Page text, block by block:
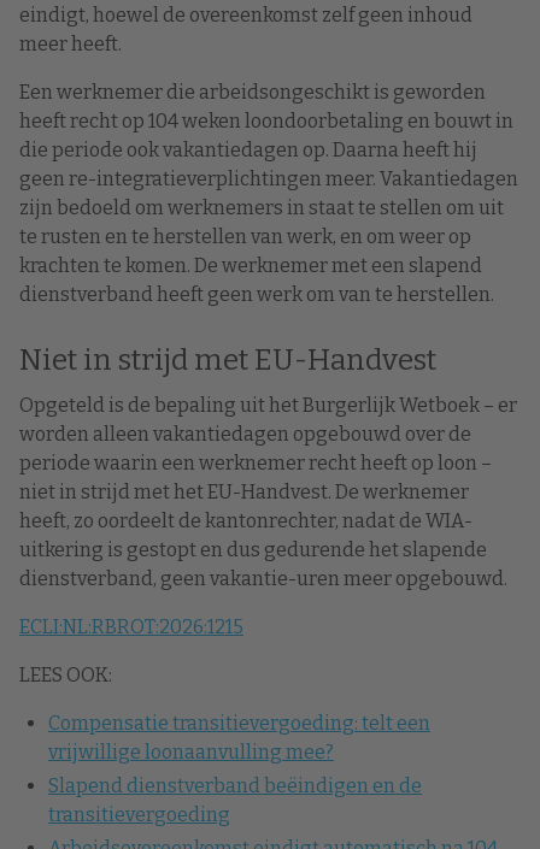
eindigt, hoewel de overeenkomst zelf geen inhoud
meer heeft.
Een werknemer die arbeidsongeschikt is geworden
heeft recht op 104 weken loondoorbetaling en bouwt in
die periode ook vakantiedagen op. Daarna heeft hij
geen re-integratieverplichtingen meer. Vakantiedagen
zijn bedoeld om werknemers in staat te stellen om uit
te rusten en te herstellen van werk, en om weer op
krachten te komen. De werknemer met een slapend
dienstverband heeft geen werk om van te herstellen.
Niet in strijd met EU-Handvest
Opgeteld is de bepaling uit het Burgerlijk Wetboek – er
worden alleen vakantiedagen opgebouwd over de
periode waarin een werknemer recht heeft op loon –
niet in strijd met het EU-Handvest. De werknemer
heeft, zo oordeelt de kantonrechter, nadat de WIA-
uitkering is gestopt en dus gedurende het slapende
dienstverband, geen vakantie-uren meer opgebouwd.
ECLI:NL:RBROT:2026:1215
LEES OOK:
Compensatie transitievergoeding: telt een
vrijwillige loonaanvulling mee?
Slapend dienstverband beëindigen en de
transitievergoeding